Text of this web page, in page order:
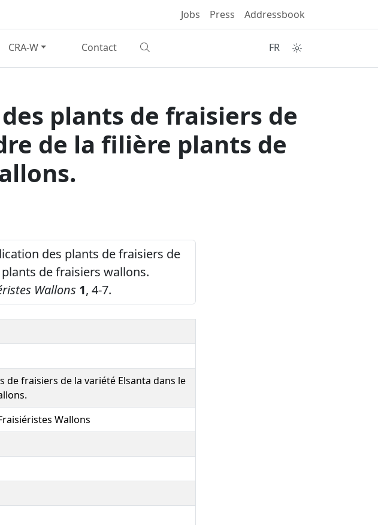
Jobs Press Addressbook
CRA-W Contact FR
plants de fraisiers de
de la filière plants de
des plants de fraisiers de
de fraisiers wallons.
Wallons 1, 4-7.
fraisiers de la variété Elsanta dans le
Wallons